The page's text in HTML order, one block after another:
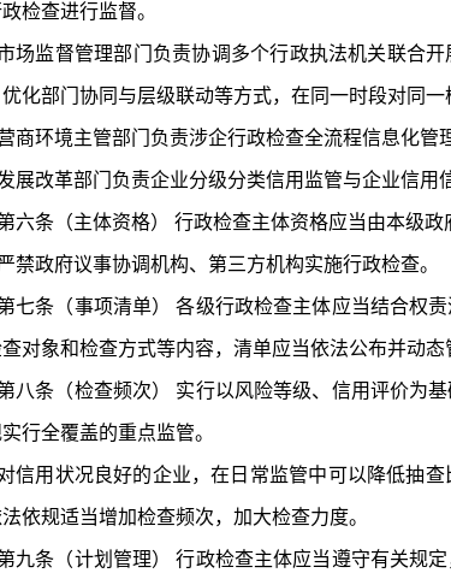
检查进行监督。
场监督管理部门负责协调多个行政执法机关联合
化部门协同与层级联动等方式，在同一时段对同
商环境主管部门负责涉企行政检查全流程信息化管
展改革部门负责企业分级分类信用监管与企业信用
六条 （主体资格） 行政检查主体资格应当由本级政
禁政府议事协调机构、第三方机构实施行政检查。
七条 （事项清单） 各级行政检查主体应当结合权
对象和检查方式等内容，清单应当依法公布并动态
八条 （检查频次） 实行以风险等级、信用评价为
行全覆盖的重点监管。
信用状况良好的企业，在日常监管中可以降低抽
依规适当增加检查频次，加大检查力度。
九条 （计划管理） 行政检查主体应当遵守有关规